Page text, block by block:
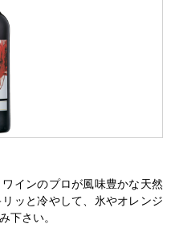
インのプロが風味豊かな天然
ッと冷やして、氷やオレンジ
下さい。